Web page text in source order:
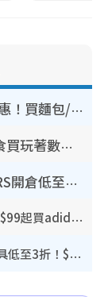
長者優惠｜OK便利店推樂悠咭優惠！買麵包/牛奶/保健品拍卡即減
【8月生日優惠2026】全港85大食買玩著數攻略 自助餐/火鍋放題同行免費＋誠品/DONKI送現金券
開倉優惠｜銅鑼灣MICHAEL KORS開倉低至17折！直擊$500起買手袋/銀包/鞋款 必買經典Jet Set系列
開倉優惠｜馬拉松開倉低至3折！直擊$99起買adidas／New Balance／Puma鞋款 STANLEY保溫杯劈價至$119起
廚具優惠｜普樂氏/意美廚/Buffalo廚具低至3折！$89起買煎鍋／炒鑊／個人鍋 同場小家電激減至$99起